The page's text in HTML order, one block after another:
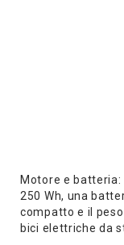
Motore e
250 Wh, una
compatto e il
bici elettriche da